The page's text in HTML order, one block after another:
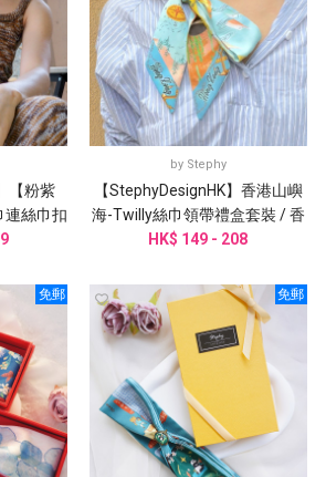
【粉紫
連絲巾扣
by Stephy
【StephyDesignHK】香港山嶼
海-Twilly絲巾領帶禮盒套裝 / 香
港手信禮物
HK$ 149 - 208
免郵 免郵